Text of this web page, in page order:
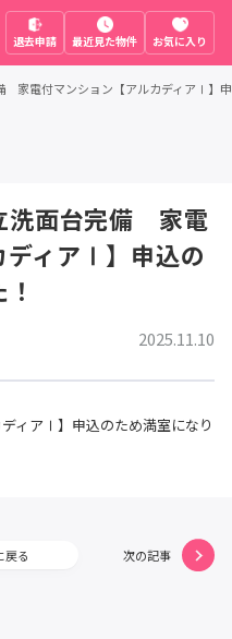
退去申請 最近見た物件 お気に入り
家電付マンション【アルカディアⅠ】
洗面台完備 家電
ディアⅠ】申込の
2025.11.10
ィアⅠ】申込のため満室になり
戻る 次の記事